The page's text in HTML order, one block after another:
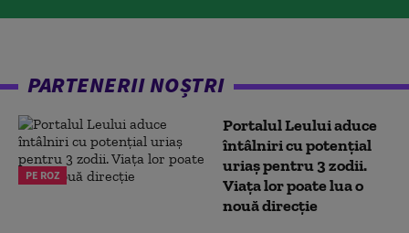
PARTENERII NOȘTRI
PE ROZ
Portalul Leului aduce
întâlniri cu potențial
uriaș pentru 3 zodii.
Viața lor poate lua o
nouă direcție